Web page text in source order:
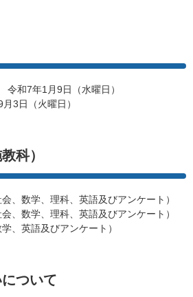
和7年1月9日（水曜日）
3日（火曜日）
科）
、数学、理科、英語及びアンケート）
、数学、理科、英語及びアンケート）
、英語及びアンケート）
ついて